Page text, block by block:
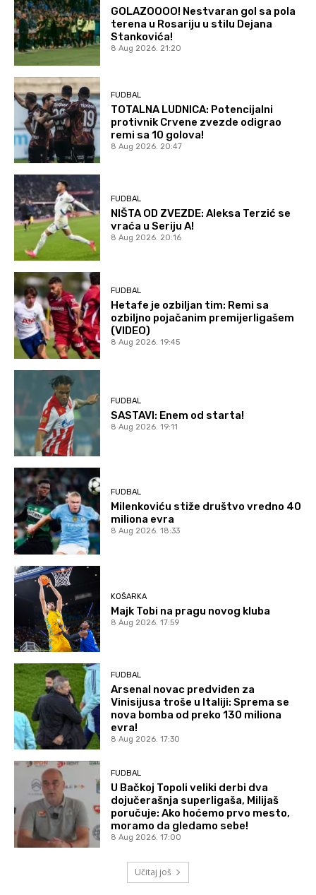
GOLAZOOOO! Nestvaran gol sa pola
terena u Rosariju u stilu Dejana
Stankovića!
8 Aug 2026. 21:20
FUDBAL
TOTALNA LUDNICA: Potencijalni
protivnik Crvene zvezde odigrao
remi sa 10 golova!
8 Aug 2026. 20:47
FUDBAL
NIŠTA OD ZVEZDE: Aleksa Terzić se
vraća u Seriju A!
8 Aug 2026. 20:16
FUDBAL
Hetafe je ozbiljan tim: Remi sa
ozbiljno pojačanim premijerligašem
(VIDEO)
8 Aug 2026. 19:45
FUDBAL
SASTAVI: Enem od starta!
8 Aug 2026. 19:11
FUDBAL
Milenkoviću stiže društvo vredno 40
miliona evra
8 Aug 2026. 18:33
KOŠARKA
Majk Tobi na pragu novog kluba
8 Aug 2026. 17:59
FUDBAL
Arsenal novac predviđen za
Vinisijusa troše u Italiji: Sprema se
nova bomba od preko 130 miliona
evra!
8 Aug 2026. 17:30
FUDBAL
U Bačkoj Topoli veliki derbi dva
dojučerašnja superligaša, Milijaš
poručuje: Ako hoćemo prvo mesto,
moramo da gledamo sebe!
8 Aug 2026. 17:00
Učitaj još